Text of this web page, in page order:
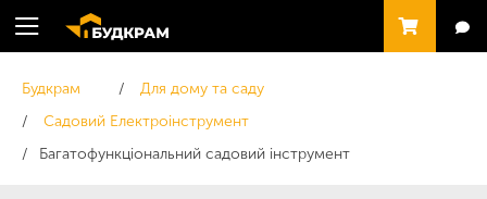
Будкрам
Для дому та саду
Садовий Електроінструмент
Багатофункціональний садовий інструмент